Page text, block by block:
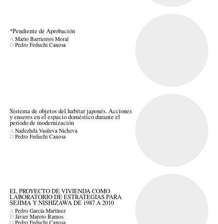
*Pendiente de Aprobación
A Mario Barrientos Moral
D Pedro Feduchi Canosa
Sistema de objetos del habitar japonés. Acciones
y enseres en el espacio doméstico durante el
periodo de modernización
A Nadezhda Vasileva Nicheva
D Pedro Feduchi Canosa
EL PROYECTO DE VIVIENDA COMO
LABORATORIO DE ESTRATEGIAS PARA
SEJIMA Y NISHIZAWA DE 1987 A 2010
A Pedro García Martínez
D Javier Maroto Ramos
D Pedro Feduchi Canosa